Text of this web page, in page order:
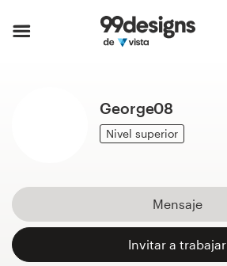
George08
Nivel superior
Mensaje
Invitar a trabajar
Inspiración
99designs Pro